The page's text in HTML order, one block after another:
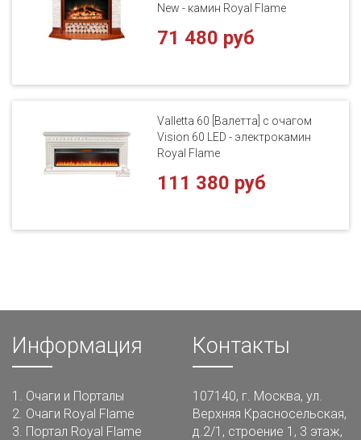
New - камин Royal Flame
71 480 руб
Valletta 60 [Валетта] с очагом
Vision 60 LED - электрокамин
Royal Flame
111 380 руб
Информация
1. Очаги и Порталы
2. Очаги Royal Flame
3. Портал Royal Flame
Контакты
107140, г. Москва, ул.
Верхняя Красносельская,
д.2/1, строение 1, 3 этаж,